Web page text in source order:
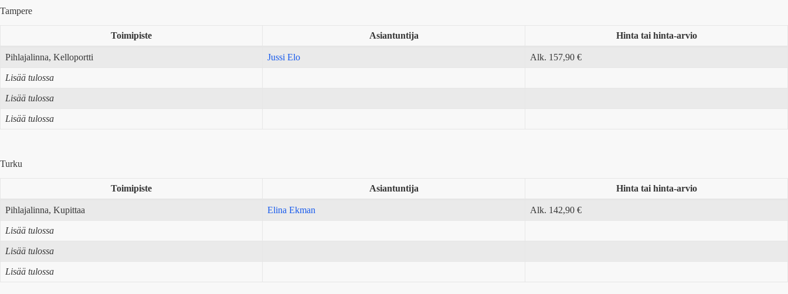
Tampere
Toimipiste Asiantuntija Hinta tai hinta-arvio
Pihlajalinna, Kelloportti Jussi Elo Alk. 157,90 €
Lisää tulossa
Lisää tulossa
Lisää tulossa
Turku
Toimipiste Asiantuntija Hinta tai hinta-arvio
Pihlajalinna, Kupittaa Elina Ekman Alk. 142,90 €
Lisää tulossa
Lisää tulossa
Lisää tulossa